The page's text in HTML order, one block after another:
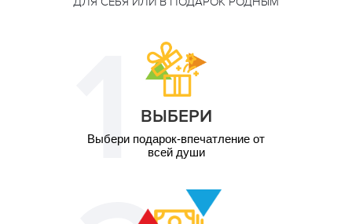
2 чел. / Со скрипачом
Романтический
завтрак\1 час
крыше\2 часа
ВЫБЕРИ
Выбери подарок-впечатление от
всей души